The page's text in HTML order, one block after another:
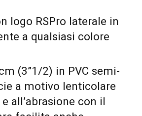
logo RSPro laterale in
a qualsiasi colore
(3”1/2) in PVC semi-
a motivo lenticolare
all’abrasione con il